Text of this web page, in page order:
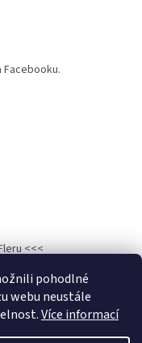
pohodlné
webu neustále
Více informací
<<<